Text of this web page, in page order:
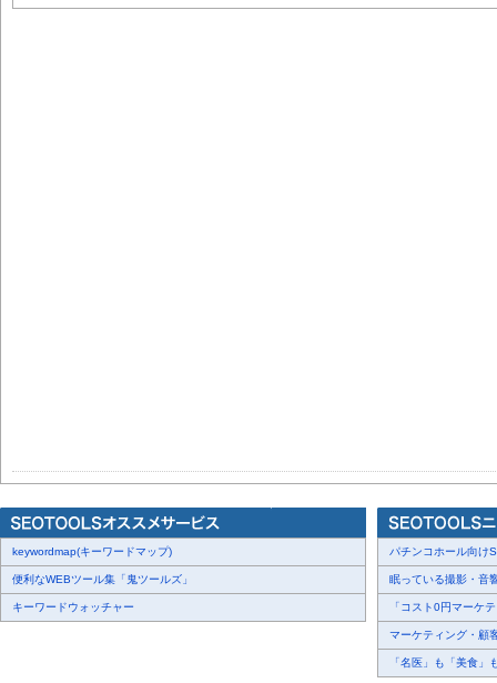
keywordmap(キーワードマップ)
便利なWEBツール集「鬼ツールズ」
キーワードウォッチャー
パチンコホール向け
眠っている撮影・音
「コスト0円マーケ
マーケティング・顧
「名医」も「美食」